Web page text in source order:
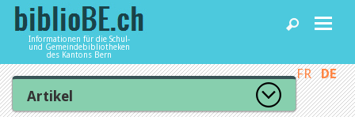
Informationen für die Schul-
und Gemeindebibliotheken
des Kantons Bern
Home
FR DE
Artikel